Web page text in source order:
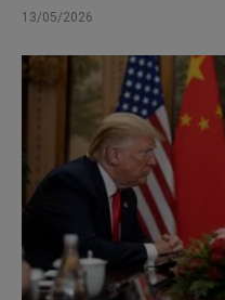
13/05/2026